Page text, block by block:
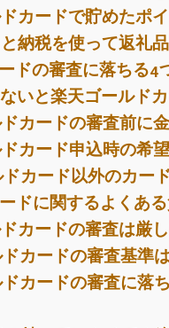
カードで貯めたポ
納税を使って返礼
ドの審査に落ちる4
いと楽天ゴールド
カードの審査前に
カード申込時の希
カード以外のカー
ドに関するよくあ
カードの審査は厳
カードの審査基準
カードの審査に落